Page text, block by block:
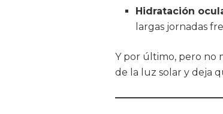
Hidratación
largas jornadas
Y por último, pero no
de la luz solar y deja